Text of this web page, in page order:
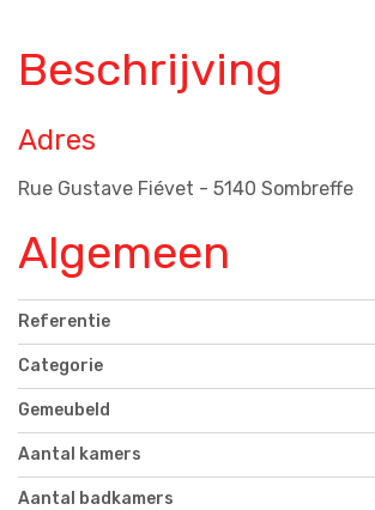
Beschrijving
Adres
Rue Gustave Fiévet - 5140 Sombreffe
Algemeen
Referentie
Categorie
Gemeubeld
Aantal kamers
Aantal badkamers